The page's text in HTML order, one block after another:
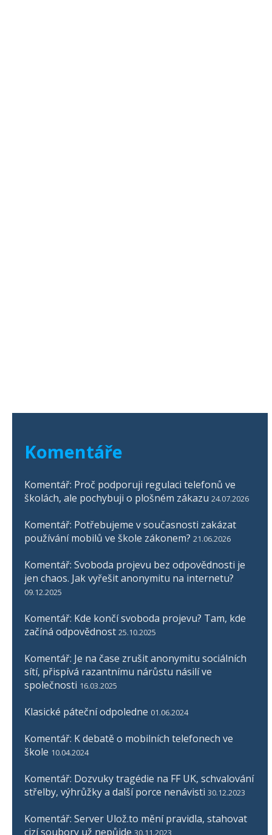
Komentáře
Komentář: Proč podporuji regulaci telefonů ve
školách, ale pochybuji o plošném zákazu 24.07.2026
Komentář: Potřebujeme v současnosti zakázat
používání mobilů ve škole zákonem? 21.06.2026
Komentář: Svoboda projevu bez odpovědnosti je
jen chaos. Jak vyřešit anonymitu na internetu?
09.12.2025
Komentář: Kde končí svoboda projevu? Tam, kde
začíná odpovědnost 25.10.2025
Komentář: Je na čase zrušit anonymitu sociálních
sítí, přispívá razantnímu nárůstu násilí ve
společnosti 16.03.2025
Klasické páteční odpoledne 01.06.2024
Komentář: K debatě o mobilních telefonech ve
škole 10.04.2024
Komentář: Dozvuky tragédie na FF UK, schvalování
střelby, výhrůžky a další porce nenávisti 30.12.2023
Komentář: Server Ulož.to mění pravidla, stahovat
cizí soubory už nepůjde 30.11.2023